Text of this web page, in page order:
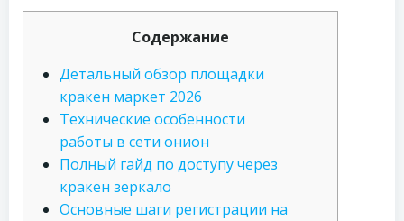
Содержание
Детальный обзор площадки
кракен маркет 2026
Технические особенности
работы в сети онион
Полный гайд по доступу через
кракен зеркало
Основные шаги регистрации на